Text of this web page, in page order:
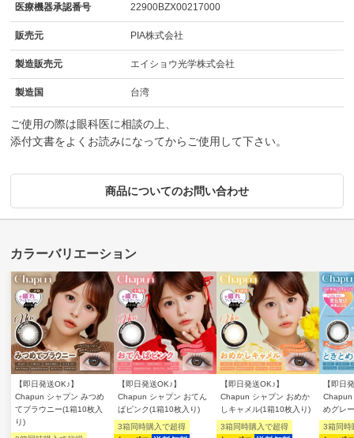
医療機器承認番号 22900BZX00217000
販売元 PIA株式会社
製造販売元 エイショウ光学株式会社
製造国 台湾
ご使用の際は眼科医に相談の上、
添付文書をよくお読みになってからご使用して下さい。
商品についてのお問い合わせ
【即日発送OK♪】
Chapun シャプン みつめ
てブラウニー(1箱10枚入
り)
【即日発送OK♪】
Chapun シャプン おてん
ばピンク(1箱10枚入り)
3箱同時購入で超得
【即日発送OK♪】
Chapun シャプン おめか
しキャメル(1箱10枚入り)
3箱同時購入で超得
【即日
Chapun
めグレ
3箱同時